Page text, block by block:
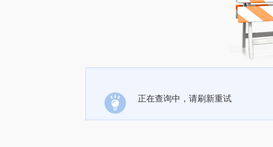
正在查询中，请刷新重试